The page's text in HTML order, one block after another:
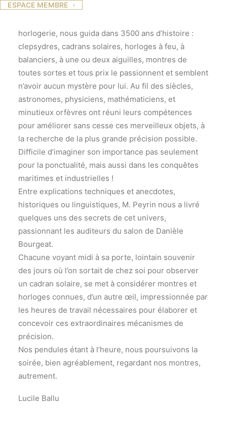
ESPACE MEMBRE
instruments de mesure les plus complexes
horlogerie, nous guida dans 3500 ans d’histoire :
clepsydres, cadrans solaires, horloges à feu, à
balanciers, à une ou deux aiguilles, montres de
toutes sortes et tous prix le passionnent et semblent
n’avoir aucun mystère pour lui. Au fil des siècles,
astronomes, physiciens, mathématiciens, et
minutieux orfèvres ont réuni leurs compétences
pour améliorer sans cesse ces merveilleux objets, à
la recherche de la plus grande précision possible.
Difficile d’imaginer son importance pas seulement
pour la ponctualité, mais aussi dans les conquêtes
maritimes et industrielles !
Entre explications techniques et anecdotes,
historiques ou linguistiques, M. Peyrin nous a livré
quelques uns des secrets de cet univers,
passionnant les auditeurs du salon de Danièle
Bourgeat.
Chacune voyant midi à sa porte, lointain souvenir
des jours où l’on sortait de chez soi pour observer
un cadran solaire, se met à considérer montres et
horloges connues, d’un autre œil, impressionnée par
les heures de travail nécessaires pour élaborer et
concevoir ces extraordinaires mécanismes de
précision.
Nos pendules étant à l’heure, nous poursuivons la
soirée, bien agréablement, regardant nos montres,
autrement.
Lucile Ballu